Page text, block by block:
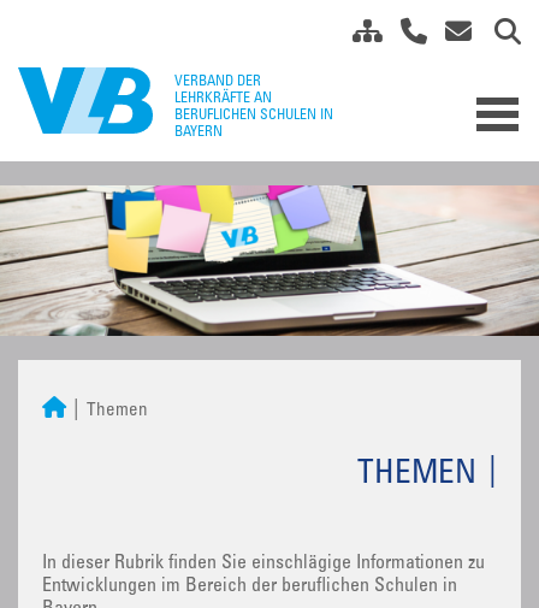
Themen
THEMEN
In dieser Rubrik finden Sie einschlägige Informationen zu
Entwicklungen im Bereich der beruflichen Schulen in